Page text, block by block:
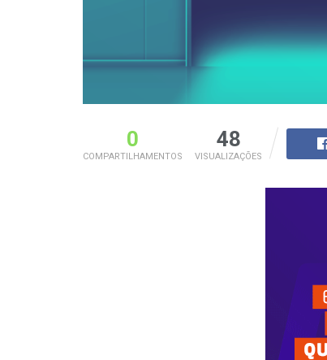
0
COMPARTILHAMENTOS
48
VISUALIZAÇÕES